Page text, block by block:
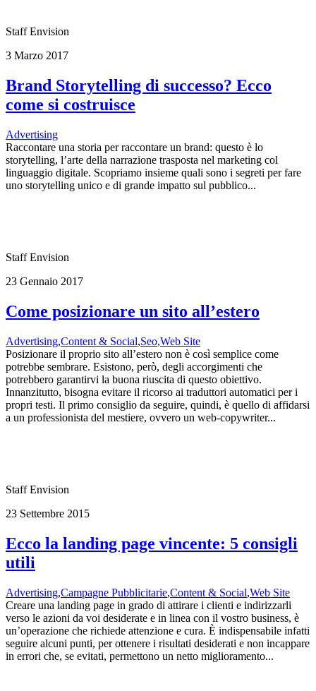
Staff Envision
3 Marzo 2017
Brand Storytelling di successo? Ecco
come si costruisce
Advertising
Raccontare una storia per raccontare un brand: questo è lo
storytelling, l’arte della narrazione trasposta nel marketing col
linguaggio digitale. Scopriamo insieme quali sono i segreti per fare
uno storytelling unico e di grande impatto sul pubblico...
Staff Envision
23 Gennaio 2017
Come posizionare un sito all’estero
Advertising,Content & Social,Seo,Web Site
Posizionare il proprio sito all’estero non è così semplice come
potrebbe sembrare. Esistono, però, degli accorgimenti che
potrebbero garantirvi la buona riuscita di questo obiettivo.
Innanzitutto, bisogna evitare il ricorso ai traduttori automatici per i
propri testi. Il primo consiglio da seguire, quindi, è quello di affidarsi
a un professionista del mestiere, ovvero un web-copywriter...
Staff Envision
23 Settembre 2015
Ecco la landing page vincente: 5 consigli
utili
Advertising,Campagne Pubblicitarie,Content & Social,Web Site
Creare una landing page in grado di attirare i clienti e indirizzarli
verso le azioni da voi desiderate e in linea con il vostro business, è
un’operazione che richiede attenzione e cura. È indispensabile infatti
seguire alcuni punti, per ottenere i risultati desiderati e non incappare
in errori che, se evitati, permettono un netto miglioramento...